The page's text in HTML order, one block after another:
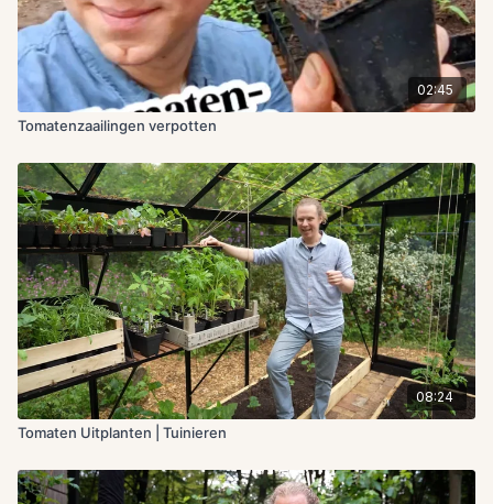
02:45
Tomatenzaailingen verpotten
08:24
Tomaten Uitplanten | Tuinieren